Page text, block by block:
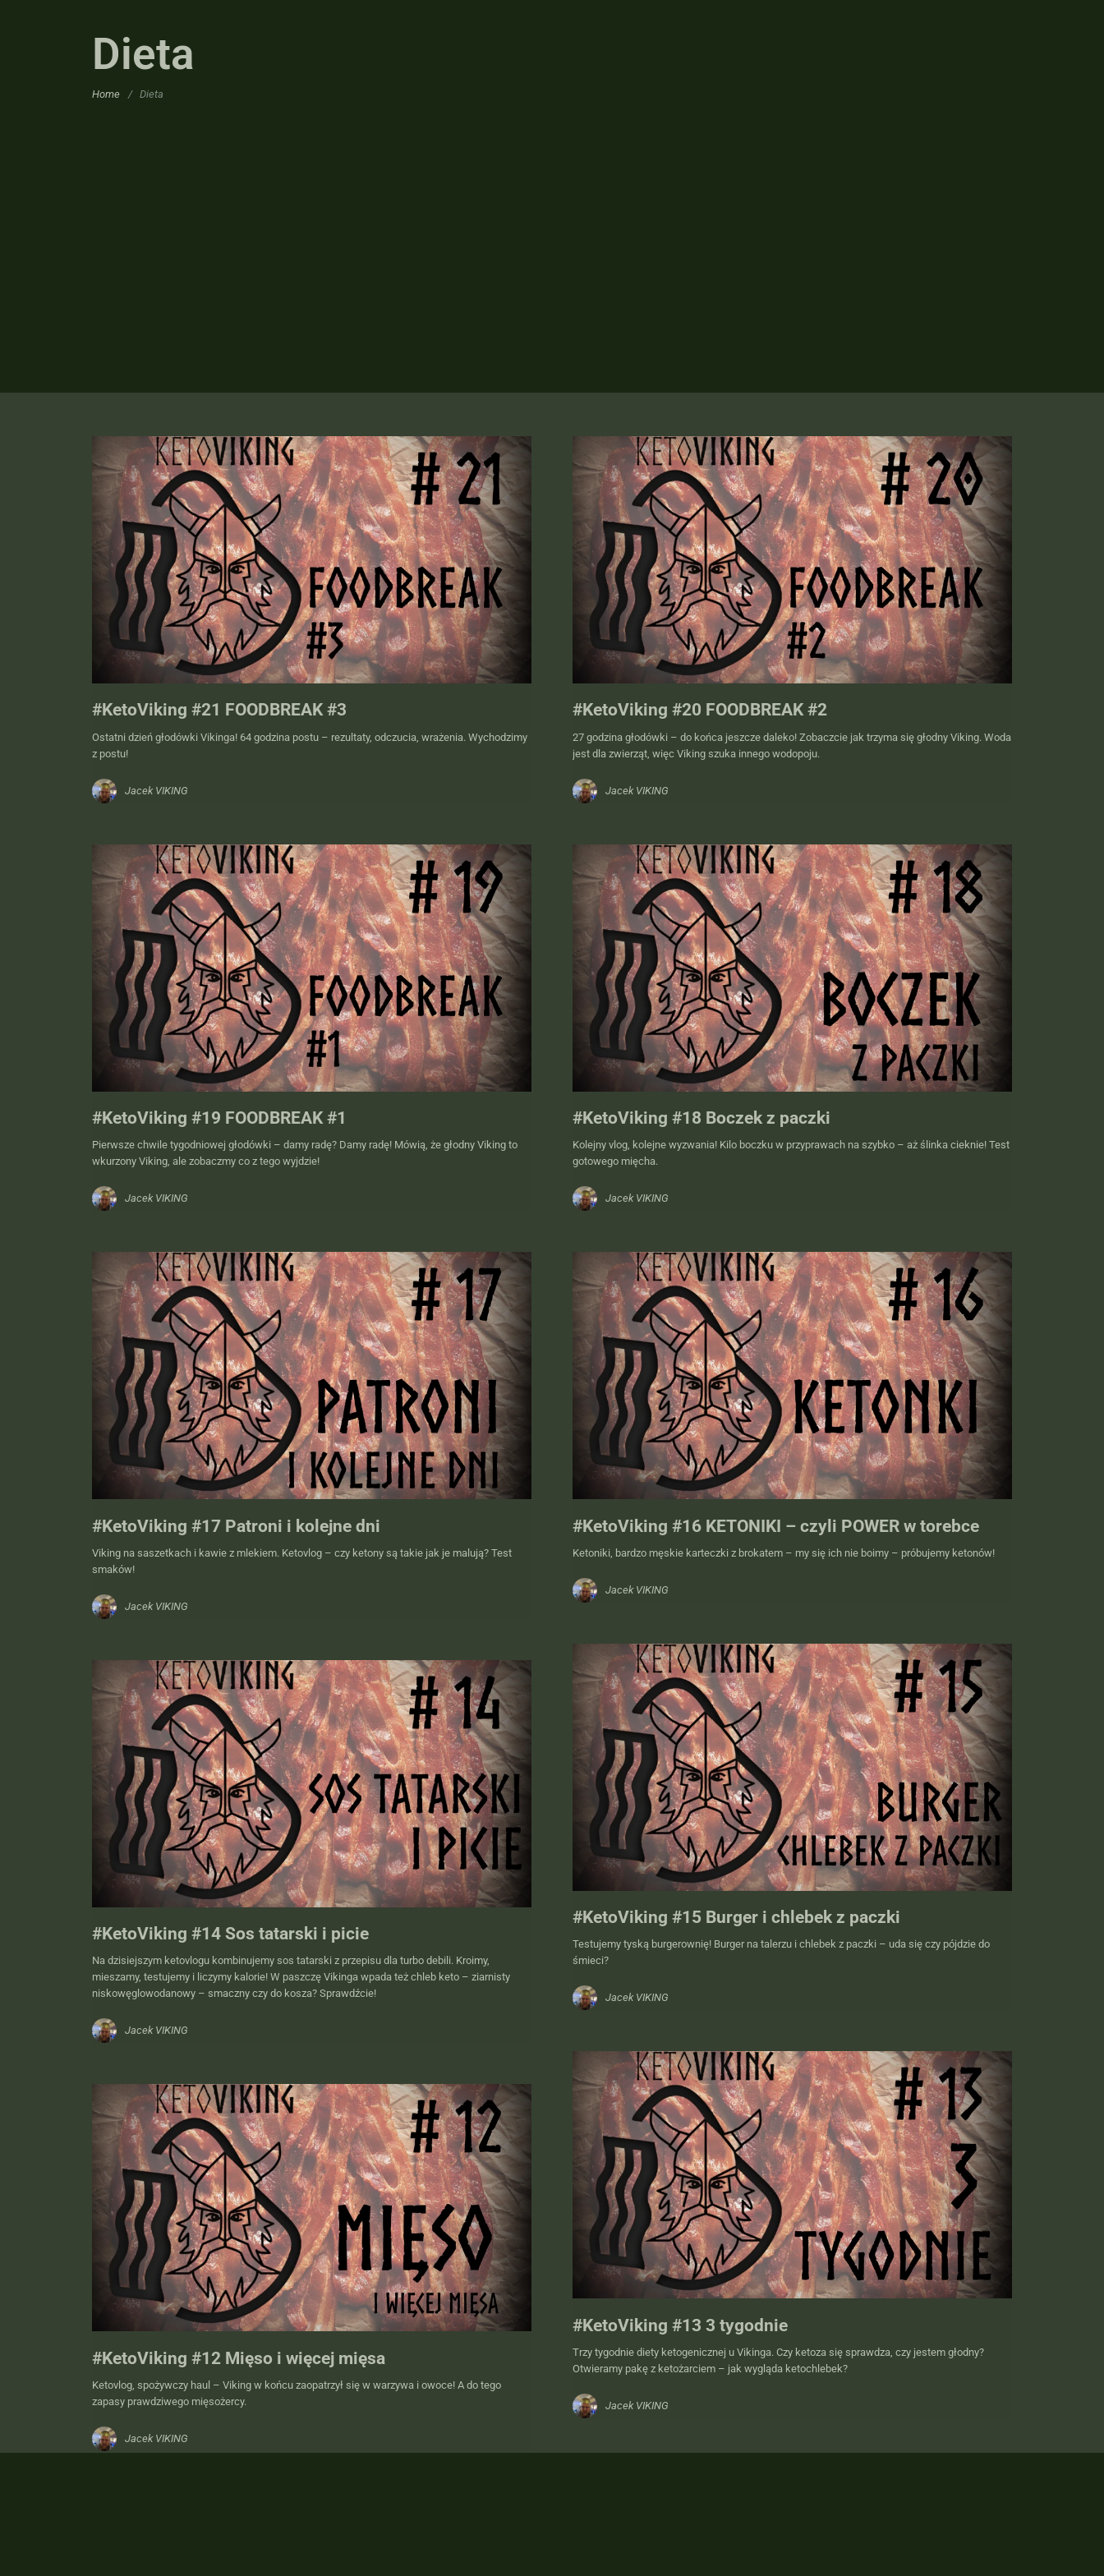
Dieta
Home / Dieta
#KetoViking #21 FOODBREAK #3
Ostatni dzień głodówki Vikinga! 64 godzina postu – rezultaty, odczucia, wrażenia. Wychodzimy
z postu!
Jacek VIKING
#KetoViking #20 FOODBREAK #2
27 godzina głodówki – do końca jeszcze daleko! Zobaczcie jak trzyma się głodny Viking. Woda
jest dla zwierząt, więc Viking szuka innego wodopoju.
Jacek VIKING
#KetoViking #19 FOODBREAK #1
Pierwsze chwile tygodniowej głodówki – damy radę? Damy radę! Mówią, że głodny Viking to
wkurzony Viking, ale zobaczmy co z tego wyjdzie!
Jacek VIKING
#KetoViking #18 Boczek z paczki
Kolejny vlog, kolejne wyzwania! Kilo boczku w przyprawach na szybko – aż ślinka cieknie! Test
gotowego mięcha.
Jacek VIKING
#KetoViking #17 Patroni i kolejne dni
Viking na saszetkach i kawie z mlekiem. Ketovlog – czy ketony są takie jak je malują? Test
smaków!
Jacek VIKING
#KetoViking #16 KETONIKI – czyli POWER w torebce
Ketoniki, bardzo męskie karteczki z brokatem – my się ich nie boimy – próbujemy ketonów!
Jacek VIKING
#KetoViking #15 Burger i chlebek z paczki
Testujemy tyską burgerownię! Burger na talerzu i chlebek z paczki – uda się czy pójdzie do
śmieci?
Jacek VIKING
#KetoViking #14 Sos tatarski i picie
Na dzisiejszym ketovlogu kombinujemy sos tatarski z przepisu dla turbo debili. Kroimy,
mieszamy, testujemy i liczymy kalorie! W paszczę Vikinga wpada też chleb keto – ziarnisty
niskowęglowodanowy – smaczny czy do kosza? Sprawdźcie!
Jacek VIKING
#KetoViking #13 3 tygodnie
Trzy tygodnie diety ketogenicznej u Vikinga. Czy ketoza się sprawdza, czy jestem głodny?
Otwieramy pakę z ketożarciem – jak wygląda ketochlebek?
Jacek VIKING
#KetoViking #12 Mięso i więcej mięsa
Ketovlog, spożywczy haul – Viking w końcu zaopatrzył się w warzywa i owoce! A do tego
zapasy prawdziwego mięsożercy.
Jacek VIKING